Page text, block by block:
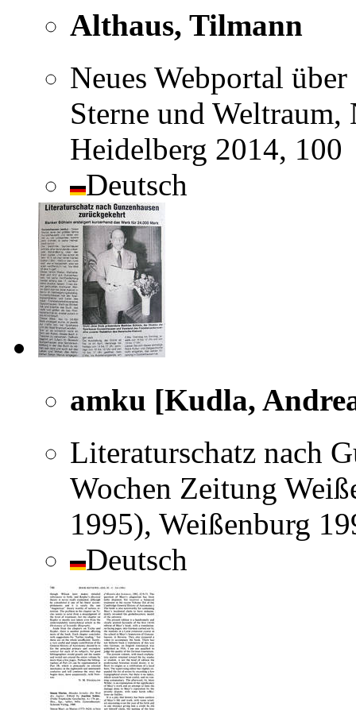
Althaus, Tilmann
Neues Webportal
Sterne und
Heidelberg 2014, 100
Deutsch
amku [Kudla,
Literaturschatz nach
Wochen Zeitung
1995), Weißenburg
Deutsch